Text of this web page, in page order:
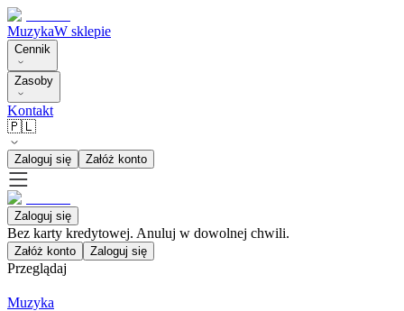
MuzykaW sklepie
Cennik
Zasoby
Kontakt
🇵🇱
Zaloguj się Załóż konto
Zaloguj się
Bez karty kredytowej. Anuluj w dowolnej chwili.
Załóż konto Zaloguj się
Przeglądaj
Muzyka